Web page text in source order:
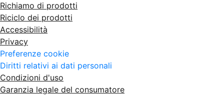
Richiamo di prodotti
Riciclo dei prodotti
Accessibilità
Privacy
Preferenze cookie
Diritti relativi ai dati personali
Condizioni d'uso
Garanzia legale del consumatore